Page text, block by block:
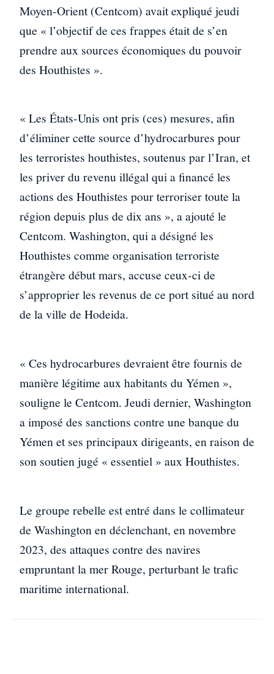
Moyen-Orient (Centcom) avait expliqué jeudi
que « l’objectif de ces frappes était de s’en
prendre aux sources économiques du pouvoir
des Houthistes ».
« Les États-Unis ont pris (ces) mesures, afin
d’éliminer cette source d’hydrocarbures pour
les terroristes houthistes, soutenus par l’Iran, et
les priver du revenu illégal qui a financé les
actions des Houthistes pour terroriser toute la
région depuis plus de dix ans », a ajouté le
Centcom. Washington, qui a désigné les
Houthistes comme organisation terroriste
étrangère début mars, accuse ceux-ci de
s’approprier les revenus de ce port situé au nord
de la ville de Hodeida.
« Ces hydrocarbures devraient être fournis de
manière légitime aux habitants du Yémen »,
souligne le Centcom. Jeudi dernier, Washington
a imposé des sanctions contre une banque du
Yémen et ses principaux dirigeants, en raison de
son soutien jugé « essentiel » aux Houthistes.
Le groupe rebelle est entré dans le collimateur
de Washington en déclenchant, en novembre
2023, des attaques contre des navires
empruntant la mer Rouge, perturbant le trafic
maritime international.